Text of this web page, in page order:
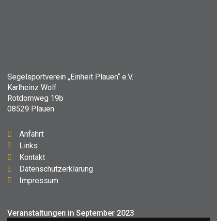
Segelsportverein „Einheit Plauen“ e.V.
Karlheinz Wolf
Rotdornweg 19b
08529 Plauen
Anfahrt
Links
Kontakt
Datenschutzerklärung
Impressum
Veranstaltungen in September 2023